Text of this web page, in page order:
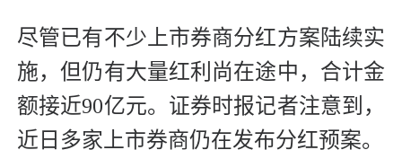
尽管已有不少上市券商分红方案陆续实
施，但仍有大量红利尚在途中，合计金
额接近90亿元。证券时报记者注意到，
近日多家上市券商仍在发布分红预案。